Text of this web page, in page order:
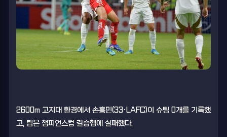
2600m 고지대 환경에서 손흥민(33·LAFC)이 슈팅 0개를 기록했
고, 팀은 챔피언스컵 결승행에 실패했다.